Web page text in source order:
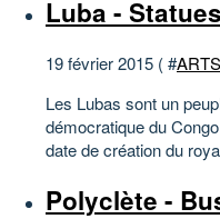
Luba - Statues
19 février 2015 ( #
Les Lubas sont un
démocratique du
date de création du
Polyclète -